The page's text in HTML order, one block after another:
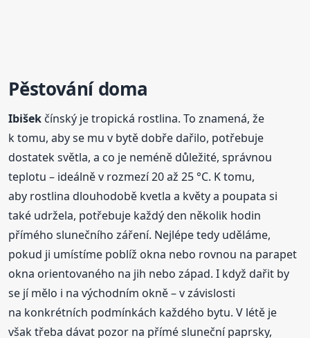
Pěstovánídoma
Ibišek čínský je tropická rostlina. To znamená, že
k tomu, aby se mu v bytě dobře dařilo, potřebuje
dostatek světla, a co je neméně důležité, správnou
teplotu – ideálně v rozmezí 20 až 25 °C. K tomu,
aby rostlina dlouhodobě kvetla a květy a poupata si
také udržela, potřebuje každý den několik hodin
přímého slunečního záření. Nejlépe tedy uděláme,
pokud ji umístíme poblíž okna nebo rovnou na parapet
okna orientovaného na jih nebo západ. I když dařit by
se jí mělo i na východním okně – v závislosti
na konkrétních podmínkách každého bytu. V létě je
však třeba dávat pozor na přímé sluneční paprsky,